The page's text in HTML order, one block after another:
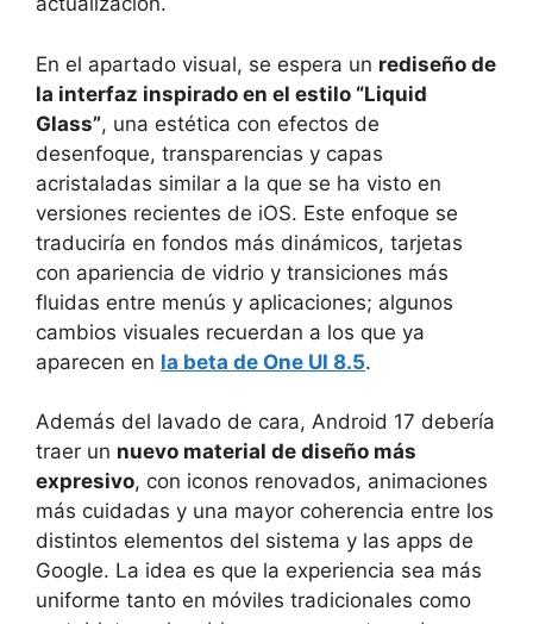
En el apartado visual, se espera un rediseño de
la interfaz inspirado en el estilo “Liquid
Glass”, una estética con efectos de
desenfoque, transparencias y capas
acristaladas similar a la que se ha visto en
versiones recientes de iOS. Este enfoque se
traduciría en fondos más dinámicos, tarjetas
con apariencia de vidrio y transiciones más
fluidas entre menús y aplicaciones; algunos
cambios visuales recuerdan a los que ya
aparecen en la beta de One UI 8.5.
Además del lavado de cara, Android 17 debería
traer un nuevo material de diseño más
expresivo, con iconos renovados, animaciones
más cuidadas y una mayor coherencia entre los
distintos elementos del sistema y las apps de
Google. La idea es que la experiencia sea más
uniforme tanto en móviles tradicionales como